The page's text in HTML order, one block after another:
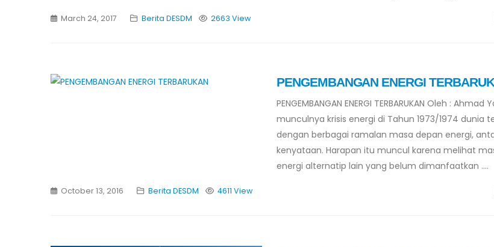
March 24, 2017 Berita DESDM 2663 View
PENGEMBANGAN ENERGI
PENGEMBANGAN ENERGI TERBARUKAN Oleh :
munculnya krisis energi di Tahun 1973/1974 dunia
dengan berbagai ramalan masa depan energi,
kenyataan. Harapan itu muncul karena melihat
energi alternatip lain yang belum dimanfaatkan ....
October 13, 2016 Berita DESDM 4611 View